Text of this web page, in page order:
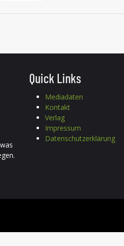
Quick Links
Mediadaten
Kontakt
Verlag
Impressum
Datenschutzerklärung